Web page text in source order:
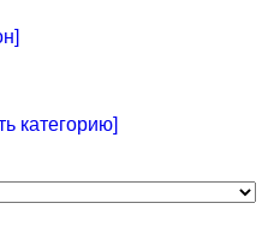
категорию]